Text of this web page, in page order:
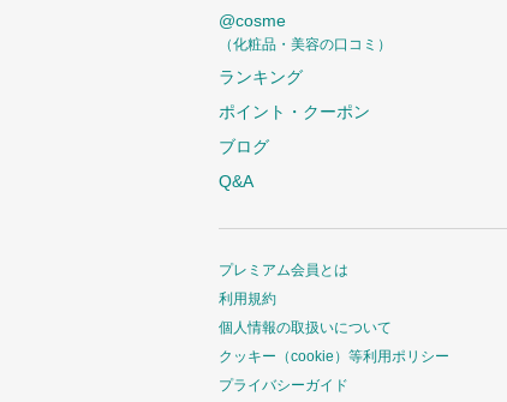
@cosme
（化粧品・美容の口コミ）
ランキング
ポイント・クーポン
ブログ
Q&A
プレミアム会員とは
利用規約
個人情報の取扱いについて
クッキー（cookie）等利用ポリシー
プライバシーガイド